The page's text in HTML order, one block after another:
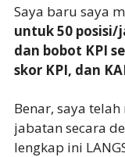
Saya baru saya
untuk 50
dan bobot KPI
skor KPI, dan
Benar, saya
jabatan secara
lengkap ini